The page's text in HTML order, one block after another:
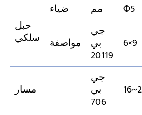
حبل
سلكي
ضياء مم Φ5
مواصفة
جي
بي
20119
6×9
مسار
جي
بي
706